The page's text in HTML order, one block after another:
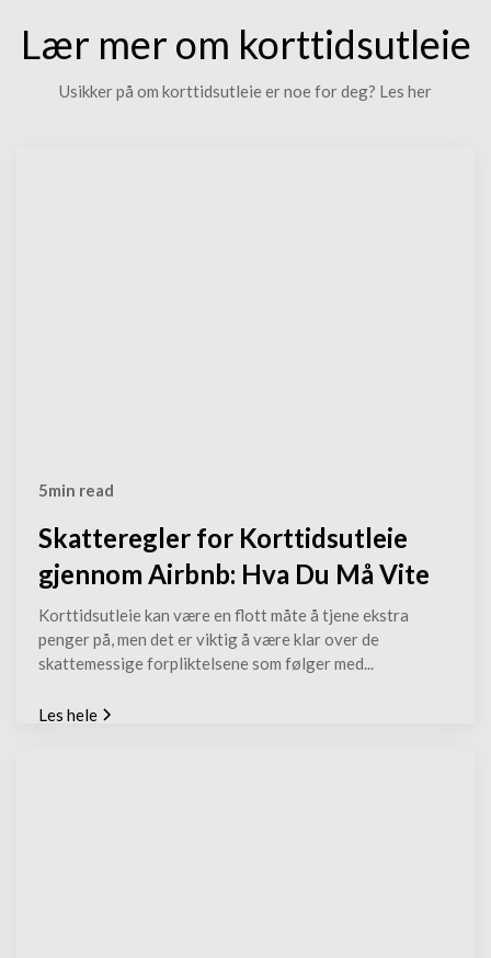
Lær mer om korttidsutleie
Usikker på om korttidsutleie er noe for deg? Les her
5min read
Skatteregler for Korttidsutleie
gjennom Airbnb: Hva Du Må Vite
Korttidsutleie kan være en flott måte å tjene ekstra
penger på, men det er viktig å være klar over de
skattemessige forpliktelsene som følger med...
Les hele